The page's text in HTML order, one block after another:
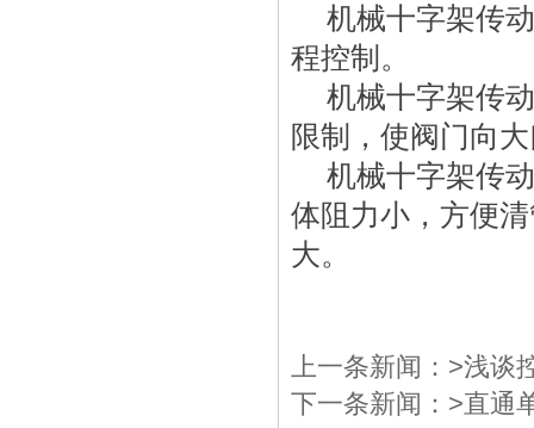
 机械十字架传
程控制。
 机械十字架传
限制，使阀门向
 机械十字架传
体阻力小，方便
大。
上一条新闻：>浅谈
下一条新闻：>直通